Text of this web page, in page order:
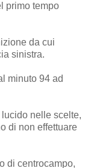
primo tempo
da cui
sinistra.
minuto 94 ad
lucido nelle scelte,
di non effettuare
di centrocampo,